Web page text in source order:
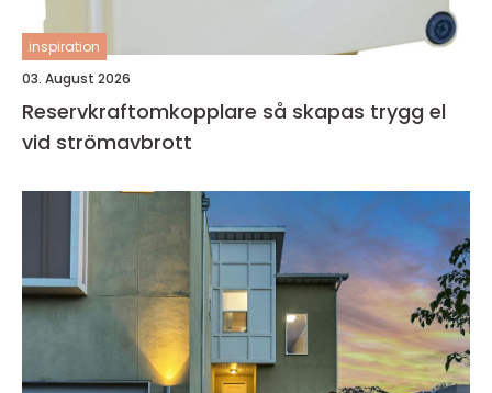
inspiration
03. August 2026
Reservkraftomkopplare så skapas trygg el
vid strömavbrott